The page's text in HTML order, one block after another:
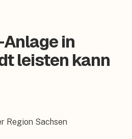
Anlage in
leisten kann
Region Sachsen